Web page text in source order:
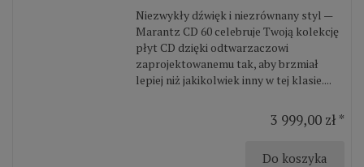
Niezwykły dźwięk i niezrównany styl —
Marantz CD 60 celebruje Twoją kolekcję
płyt CD dzięki odtwarzaczowi
zaprojektowanemu tak, aby brzmiał
lepiej niż jakikolwiek inny w tej klasie....
3 999,00 zł *
Do koszyka